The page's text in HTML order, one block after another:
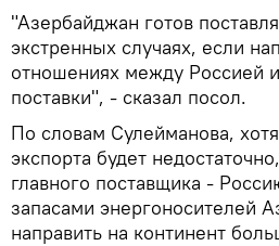
"Азербайджан готов
экстренных случаях, если
отношениях между Россией
поставки", - сказал посол.
По словам Сулейманова,
экспорта будет
главного поставщика -
запасами энергоносителей
направить на континент